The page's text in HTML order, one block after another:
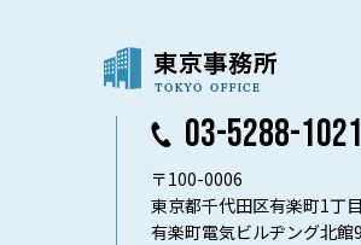
03-5288-1021
〒100-0006
東京都千代田区有楽町1丁
有楽町電気ビルヂング北館